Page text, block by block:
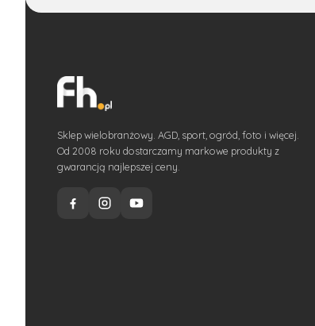
Sklep wielobranżowy. AGD, sport, ogród, foto i więcej.
Od 2008 roku dostarczamy markowe produkty z
gwarancją najlepszej ceny.